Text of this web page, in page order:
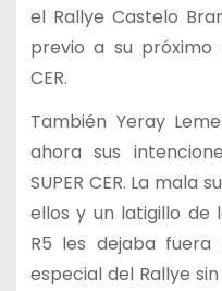
el Rallye Castelo
previo a su
CER.
También Yeray
ahora sus
SUPER CER. La
ellos y un latigillo de
R5 les dejaba
especial del Rallye